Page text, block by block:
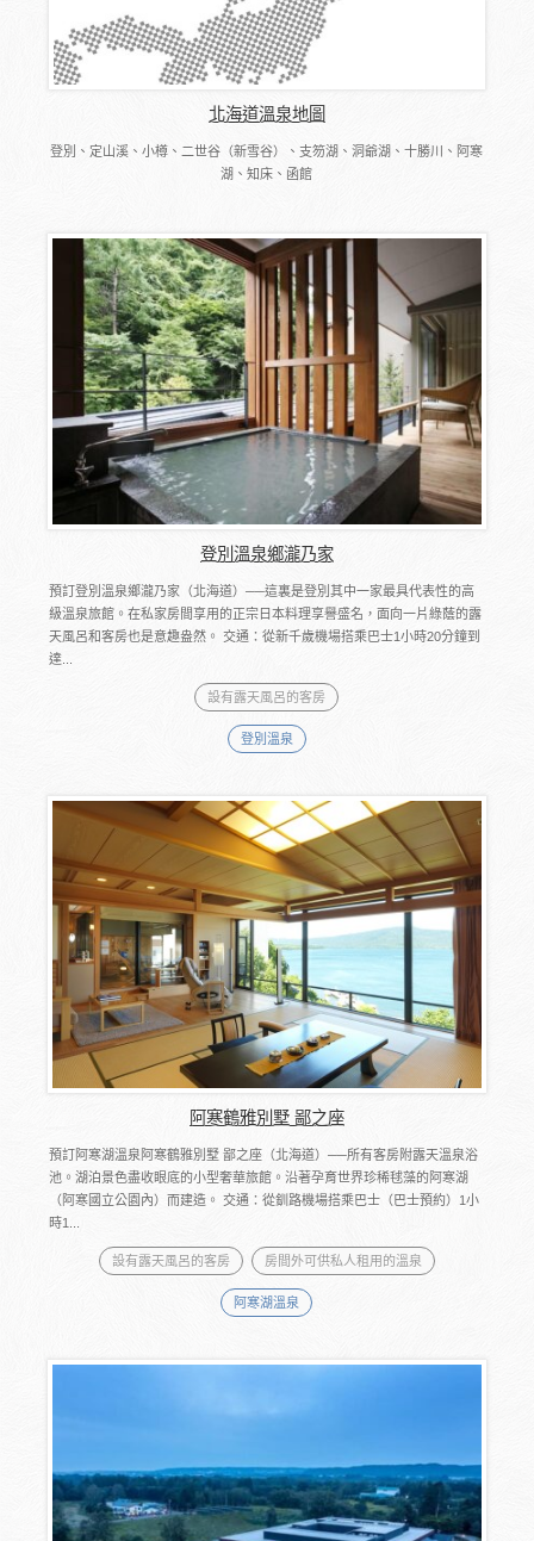
北海道溫泉地圖
登別、定山溪、小樽、二世谷（新雪谷）、支笏湖、洞爺湖、十勝川、阿寒
湖、知床、函館
登別溫泉鄉瀧乃家
預訂登別溫泉鄉瀧乃家（北海道）──這裏是登別其中一家最具代表性的高
級溫泉旅館。在私家房間享用的正宗日本料理享譽盛名，面向一片綠蔭的露
天風呂和客房也是意趣盎然。 交通：從新千歲機場搭乘巴士1小時20分鐘到
達...
設有露天風呂的客房
登別溫泉
阿寒鶴雅別墅 鄙之座
預訂阿寒湖溫泉阿寒鶴雅別墅 鄙之座（北海道）──所有客房附露天溫泉浴
池。湖泊景色盡收眼底的小型奢華旅館。沿著孕育世界珍稀毬藻的阿寒湖
（阿寒國立公園內）而建造。 交通：從釧路機場搭乘巴士（巴士預約）1小
時1...
設有露天風呂的客房 房間外可供私人租用的溫泉
阿寒湖溫泉